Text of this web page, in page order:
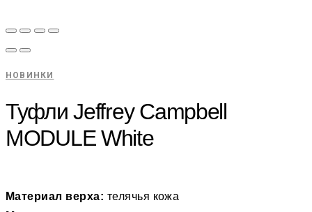
НОВИНКИ
Туфли Jeffrey Campbell
MODULE White
Материал верха: телячья кожа